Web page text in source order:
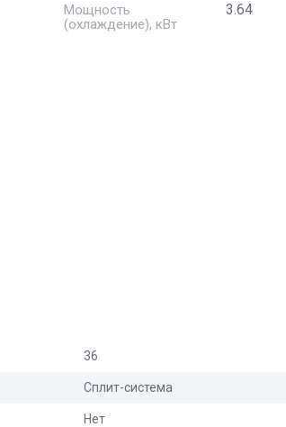
Мощность
(охлаждение), кВт
3.64
36
Сплит-система
Нет